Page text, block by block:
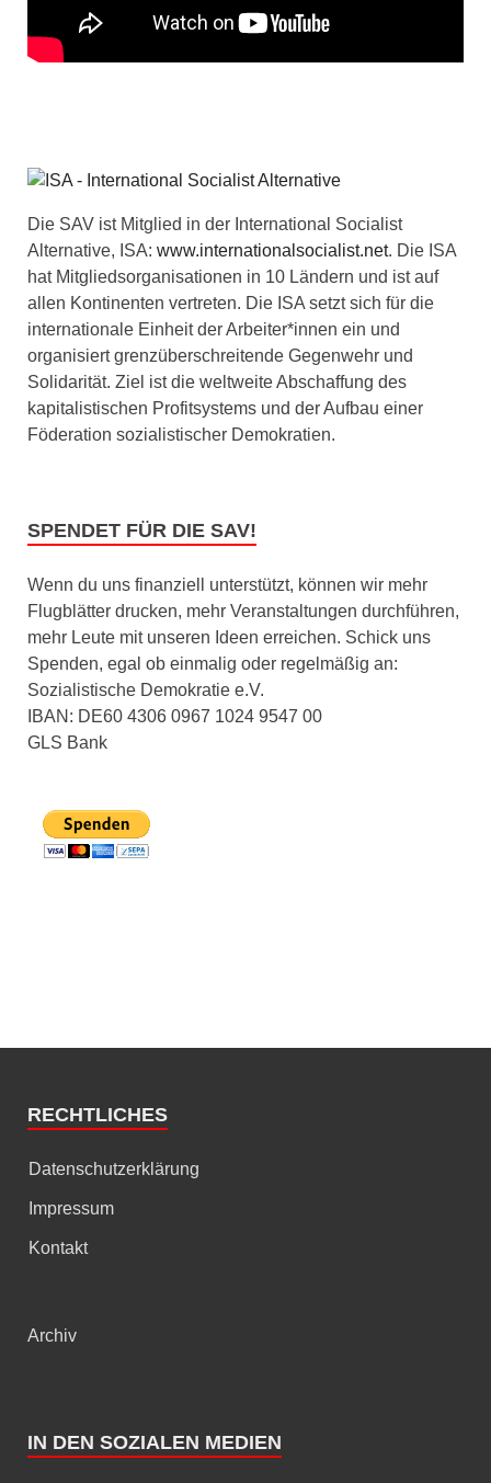
Die SAV ist Mitglied in der International Socialist
Alternative, ISA: www.internationalsocialist.net. Die ISA
hat Mitgliedsorganisationen in 10 Ländern und ist auf
allen Kontinenten vertreten. Die ISA setzt sich für die
internationale Einheit der Arbeiter*innen ein und
organisiert grenzüberschreitende Gegenwehr und
Solidarität. Ziel ist die weltweite Abschaffung des
kapitalistischen Profitsystems und der Aufbau einer
Föderation sozialistischer Demokratien.
SPENDET FÜR DIE SAV!
Wenn du uns finanziell unterstützt, können wir mehr
Flugblätter drucken, mehr Veranstaltungen durchführen,
mehr Leute mit unseren Ideen erreichen. Schick uns
Spenden, egal ob einmalig oder regelmäßig an:
Sozialistische Demokratie e.V.
IBAN: DE60 4306 0967 1024 9547 00
GLS Bank
RECHTLICHES
Datenschutzerklärung
Impressum
Kontakt
Archiv
IN DEN SOZIALEN MEDIEN